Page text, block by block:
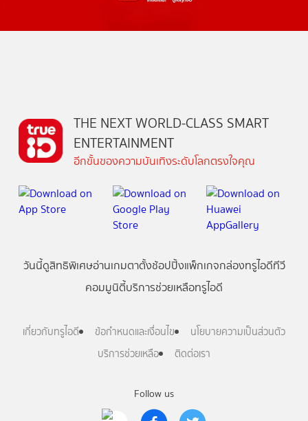
Follow us
THE NEXT WORLD-CLASS SMART
ENTERTAINMENT
อีกขั้นของความบันเทิงระดับโลกตรงใจคุณ
วันนี้ดูสิทธิพิเศษอ่านเกมตาตั้งช้อปปิ้งแพ็กเกจกล่องทรูไอดีทีวี
คอมมูนิตี้บริการช่วยเหลือทรูไอดี
เกี่ยวกับทรูไอดี ข้อกำหนดและเงื่อนไข
นโยบายความเป็นส่วนตัว
บริการช่วยเหลือ
ติดต่อเรา